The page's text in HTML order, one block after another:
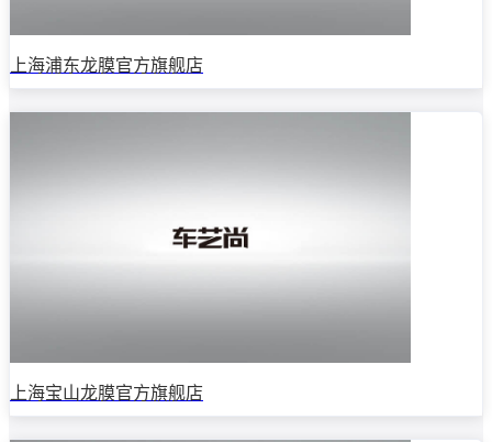
上海浦东龙膜官方旗舰店
上海宝山龙膜官方旗舰店